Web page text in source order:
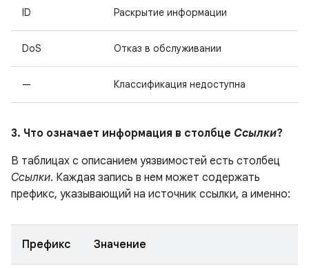
ID Раскрытие информации
DoS Отказ в обслуживании
— Классификация недоступна
3. Что означает информация в столбце Ссылки?
В таблицах с описанием уязвимостей есть столбец
Ссылки. Каждая запись в нем может содержать
префикс, указывающий на источник ссылки, а именно:
Префикс Значение